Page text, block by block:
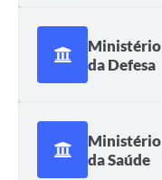
Ministério
da Defesa
Ministério
da Saúde